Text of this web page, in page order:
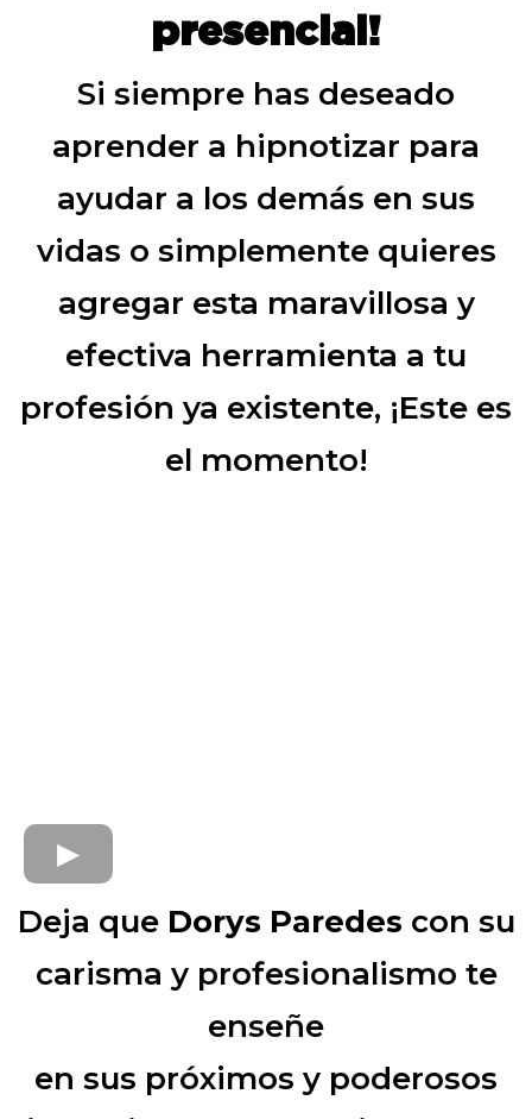
presencial!
Si siempre has deseado
aprender a hipnotizar para
ayudar a los demás en sus
vidas o simplemente quieres
agregar esta maravillosa y
efectiva herramienta a tu
profesión ya existente, ¡Este es
el momento!
Deja queDorys Paredes con su
carisma y profesionalismo te
enseñe
en sus próximos y poderosos